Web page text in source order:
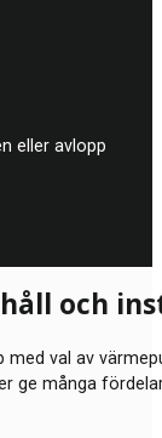
eller avlopp
och
med val av
många